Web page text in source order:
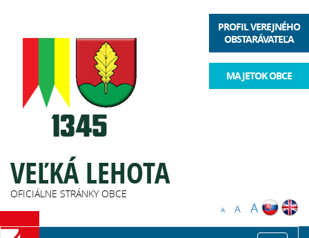
VEĽKÁ LEHOTA
OFICIÁLNE STRÁNKY OBCE
PROFIL VEREJNÉHO
OBSTARÁVATEĽA
MAJETOK OBCE
A A A